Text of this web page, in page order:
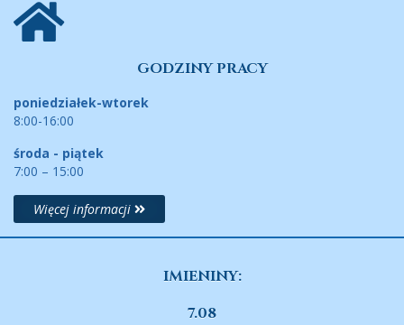
GODZINY PRACY
poniedziałek-wtorek
8:00-16:00
środa - piątek
7:00 – 15:00
Więcej informacji
IMIENINY:
7.08